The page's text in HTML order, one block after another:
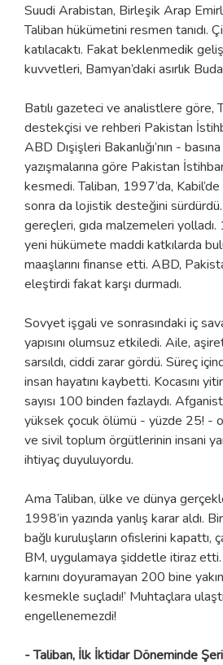
Suudi Arabistan, Birleşik Arap
Taliban hükümetini resmen tanıdı.
katılacaktı. Fakat beklenmedik
kuvvetleri, Bamyan’daki asırlık
Batılı gazeteci ve analistlere göre,
destekçisi ve rehberi Pakistan
ABD Dışişleri Bakanlığı’nın -
yazışmalarına göre Pakistan
kesmedi. Taliban, 1997’da,
sonra da lojistik desteğini sürdürdü.
gereçleri, gıda malzemeleri
yeni hükümete maddi katkılarda
maaşlarını finanse etti. ABD,
eleştirdi fakat karşı durmadı.
Sovyet işgali ve sonrasındaki iç
yapısını olumsuz etkiledi. Aile,
sarsıldı, ciddi zarar gördü. Süreç
insan hayatını kaybetti. Kocasını
sayısı 100 binden fazlaydı.
yüksek çocuk ölümü - yüzde 25! -
ve sivil toplum örgütlerinin insani
ihtiyaç duyuluyordu.
Ama Taliban, ülke ve dünya
1998’in yazında yanlış karar aldı.
bağlı kuruluşların ofislerini kapattı,
BM, uygulamaya şiddetle itiraz
karnını doyuramayan 200 bine
kesmekle suçladı!’ Muhtaçlara
engellenemezdi!
- Taliban, İlk İktidar Döneminde